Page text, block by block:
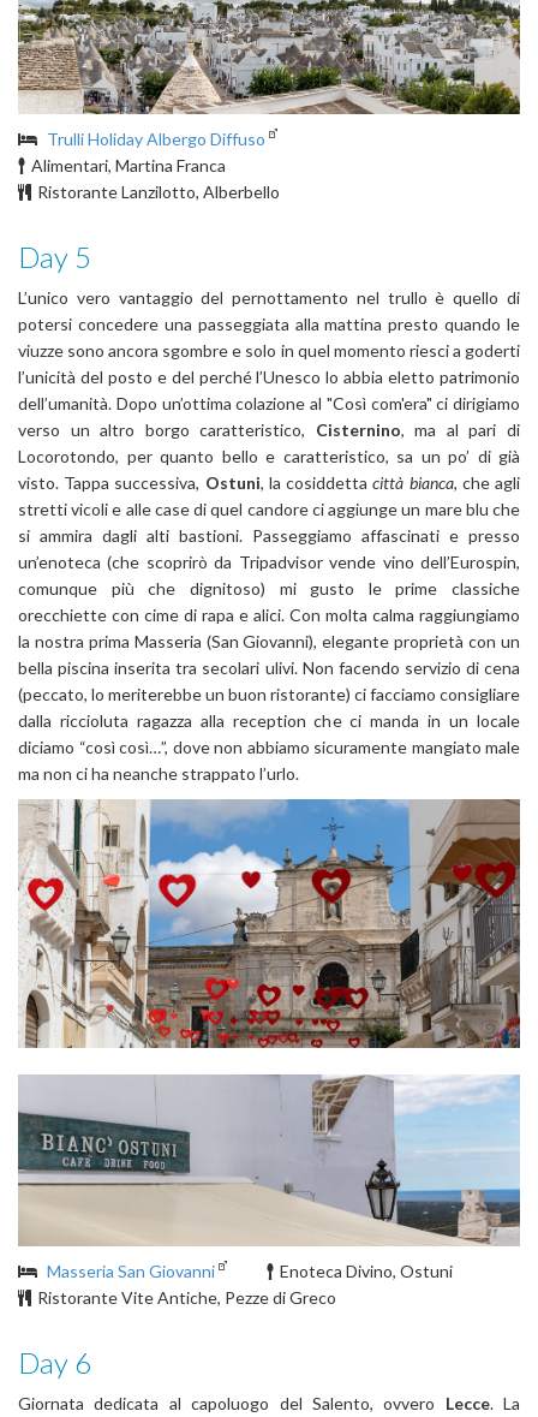
Trulli Holiday Albergo Diffuso
Alimentari, Martina Franca
Ristorante Lanzilotto, Alberbello
Day 5
L’unico vero vantaggio del pernottamento nel trullo è quello di
potersi concedere una passeggiata alla mattina presto quando le
viuzze sono ancora sgombre e solo in quel momento riesci a goderti
l’unicità del posto e del perché l’Unesco lo abbia eletto patrimonio
dell’umanità. Dopo un’ottima colazione al "Così com'era" ci dirigiamo
verso un altro borgo caratteristico, Cisternino, ma al pari di
Locorotondo, per quanto bello e caratteristico, sa un po’ di già
visto. Tappa successiva, Ostuni, la cosiddettacittà bianca, che agli
stretti vicoli e alle case di quel candore ci aggiunge un mare blu che
si ammira dagli alti bastioni. Passeggiamo affascinati e presso
un’enoteca (che scoprirò da Tripadvisor vende vino dell’Eurospin,
comunque più che dignitoso) mi gusto le prime classiche
orecchiette con cime di rapa e alici. Con molta calma raggiungiamo
la nostra prima Masseria (San Giovanni), elegante proprietà con un
bella piscina inserita tra secolari ulivi. Non facendo servizio di cena
(peccato, lo meriterebbe un buon ristorante) ci facciamo consigliare
dalla riccioluta ragazza alla reception che ci manda in un locale
diciamo “così così…”, dove non abbiamo sicuramente mangiato male
ma non ci ha neanche strappato l’urlo.
Masseria San Giovanni
Enoteca Divino, Ostuni
Ristorante Vite Antiche, Pezze di Greco
Day 6
Giornata dedicata al capoluogo del Salento, ovvero Lecce. La